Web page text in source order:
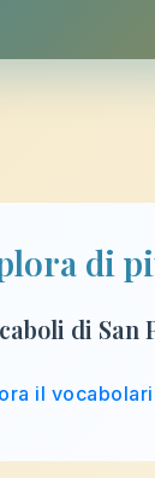
di
di San
il